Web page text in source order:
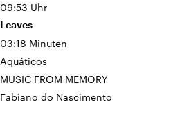
09:53 Uhr
Leaves
03:18 Minuten
Aquáticos
MUSIC FROM MEMORY
Fabiano do Nascimento